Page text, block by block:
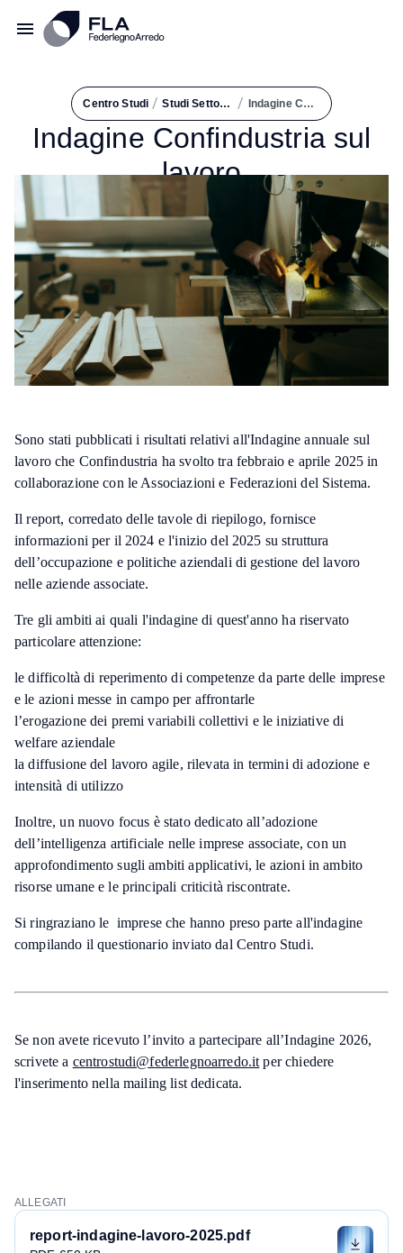
Centro Studi / Studi Settoriali e Ricerche / Indagine Confindustria Sul Lavoro
Indagine Confindustria sul
lavoro
Sono stati pubblicati i risultati relativi all'Indagine annuale sul
lavoro che Confindustria ha svolto tra febbraio e aprile 2025 in
collaborazione con le Associazioni e Federazioni del Sistema.
Il report, corredato delle tavole di riepilogo, fornisce
informazioni per il 2024 e l'inizio del 2025 su struttura
dell’occupazione e politiche aziendali di gestione del lavoro
nelle aziende associate.
Tre gli ambiti ai quali l'indagine di quest'anno ha riservato
particolare attenzione:
le difficoltà di reperimento di competenze da parte delle imprese
e le azioni messe in campo per affrontarle
l’erogazione dei premi variabili collettivi e le iniziative di
welfare aziendale
la diffusione del lavoro agile, rilevata in termini di adozione e
intensità di utilizzo
Inoltre, un nuovo focus è stato dedicato all’adozione
dell’intelligenza artificiale nelle imprese associate, con un
approfondimento sugli ambiti applicativi, le azioni in ambito
risorse umane e le principali criticità riscontrate.
Si ringraziano le imprese che hanno preso parte all'indagine
compilando il questionario inviato dal Centro Studi.
Se non avete ricevuto l’invito a partecipare all’Indagine 2026,
scrivete a centrostudi@federlegnoarredo.it per chiedere
l'inserimento nella mailing list dedicata.
ALLEGATI
report-indagine-lavoro-2025.pdf